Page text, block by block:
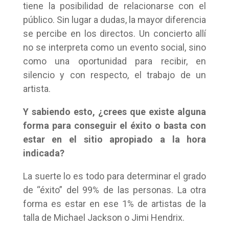
tiene la posibilidad de relacionarse con el
público. Sin lugar a dudas, la mayor diferencia
se percibe en los directos. Un concierto allí
no se interpreta como un evento social, sino
como una oportunidad para recibir, en
silencio y con respecto, el trabajo de un
artista.
Y sabiendo esto, ¿crees que existe alguna
forma para conseguir el éxito o basta con
estar en el sitio apropiado a la hora
indicada?
La suerte lo es todo para determinar el grado
de “éxito” del 99% de las personas. La otra
forma es estar en ese 1% de artistas de la
talla de Michael Jackson o Jimi Hendrix.